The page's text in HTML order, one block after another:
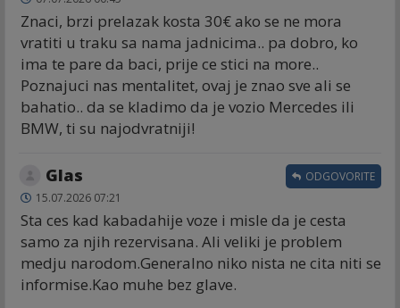
Znaci, brzi prelazak kosta 30€ ako se ne mora
vratiti u traku sa nama jadnicima.. pa dobro, ko
ima te pare da baci, prije ce stici na more..
Poznajuci nas mentalitet, ovaj je znao sve ali se
bahatio.. da se kladimo da je vozio Mercedes ili
BMW, ti su najodvratniji!
Glas
15.07.2026 07:21
Sta ces kad kabadahije voze i misle da je cesta
samo za njih rezervisana. Ali veliki je problem
medju narodom.Generalno niko nista ne cita niti se
informise.Kao muhe bez glave.
ODGOVORITE